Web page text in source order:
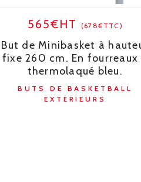
565€HT (678€TTC)
But de Minibasket à
fixe 260 cm. En fourreaux
thermolaqué bleu.
BUTS DE BASKETBALL
EXTÉRIEURS